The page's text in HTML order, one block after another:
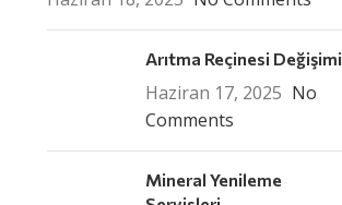
Arıtma Reçinesi Değişimi
Haziran 17, 2025 No
Comments
Mineral Yenileme